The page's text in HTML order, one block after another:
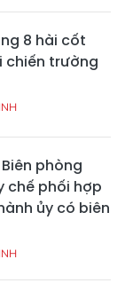
8 hài cốt
chiến trường
phòng
chế phối hợp
ủy có biên